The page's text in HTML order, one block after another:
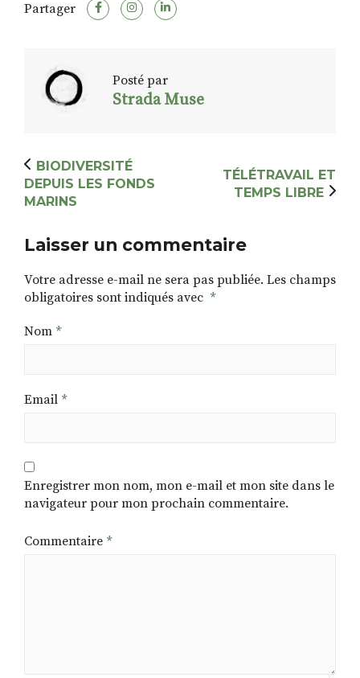
Partager
Posté par
Strada Muse
BIODIVERSITÉ
DEPUIS LES FONDS
MARINS
TÉLÉTRAVAIL ET
TEMPS LIBRE
Laisser un commentaire
Votre adresse e-mail ne sera pas publiée. Les champs
obligatoires sont indiqués avec *
Nom *
Email *
Enregistrer mon nom, mon e-mail et mon site dans le
navigateur pour mon prochain commentaire.
Commentaire *